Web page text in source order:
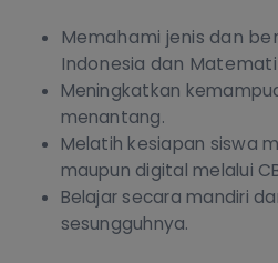
Memahami jenis dan
Indonesia dan
Meningkatkan
menantang.
Melatih kesiapan siswa
maupun digital melalui
Belajar secara mandiri
sesungguhnya.